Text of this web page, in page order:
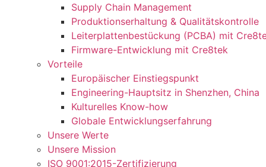
Supply Chain Management
Produktionserhaltung & Qualitätskontrolle
Leiterplattenbestückung (PCBA) mit
Firmware-Entwicklung mit Cre8tek
Vorteile
Europäischer Einstiegspunkt
Engineering-Hauptsitz in Shenzhen, China
Kulturelles Know-how
Globale Entwicklungserfahrung
Unsere Werte
Unsere Mission
ISO 9001:2015-Zertifizierung